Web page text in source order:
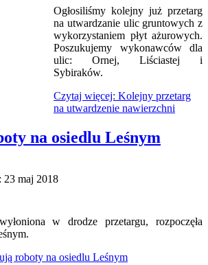
Ogłosiliśmy kolejny już przetarg
na utwardzanie ulic gruntowych z
wykorzystaniem płyt ażurowych.
Poszukujemy wykonawców dla
ulic: Ornej, Liściastej i
Sybiraków.
Czytaj więcej: Kolejny przetarg
na utwardzenie nawierzchni
na osiedlu Leśnym
maj 2018
w drodze przetargu, rozpoczęła
roboty na osiedlu Leśnym